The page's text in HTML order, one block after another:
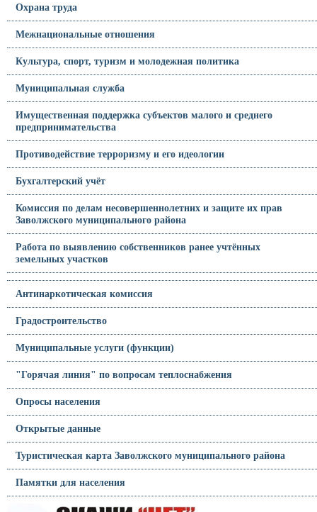
Охрана труда
Межнациональные отношения
Культура, спорт, туризм и молодежная политика
Муниципальная служба
Имущественная поддержка субъектов малого и среднего
предпринимательства
Противодействие терроризму и его идеологии
Бухгалтерский учёт
Комиссия по делам несовершеннолетних и защите их прав
Заволжского муниципального района
Работа по выявлению собственников ранее учтённых
земельных участков
Антинаркотическая комиссия
Градостроительство
Муниципальные услуги (функции)
"Горячая линия" по вопросам теплоснабжения
Опросы населения
Открытые данные
Туристическая карта Заволжского муниципального района
Памятки для населения